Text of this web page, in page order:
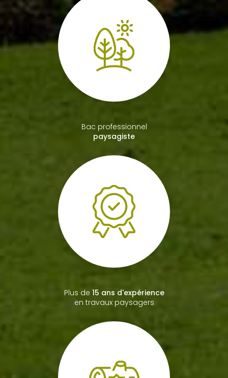
paysagiste
Plus de
15 ans d'expérience
en travaux paysagers